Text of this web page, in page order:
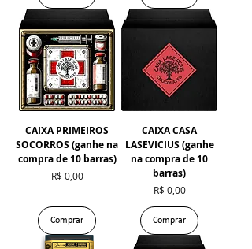
CAIXA PRIMEIROS
SOCORROS (ganhe na
compra de 10 barras)
Preço
R$ 0,00
Comprar
CAIXA CASA
LASEVICIUS (ganhe
na compra de 10
barras)
Preço
R$ 0,00
Comprar